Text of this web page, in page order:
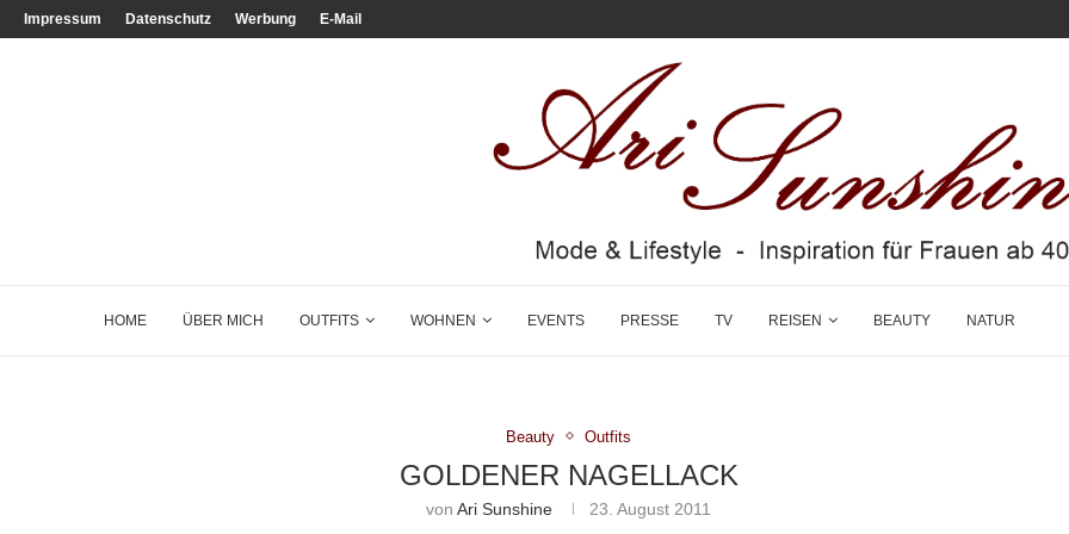
Impressum Datenschutz Werbung E-Mail
HOME ÜBER MICH OUTFITS WOHNEN EVENTS PRESSE TV REISEN BEAUTY NATUR
Beauty Outfits
GOLDENER NAGELLACK
vonAri Sunshine 23. August 2011